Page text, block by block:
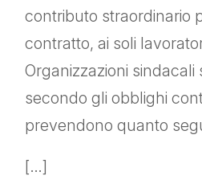
contributo straordinario
contratto, ai soli
Organizzazioni sindacali
secondo gli obblighi
prevendono quanto
[…]